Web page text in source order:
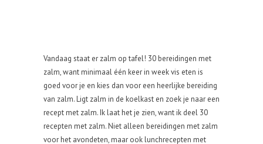
Vandaag staat er zalm op tafel! 30 bereidingen met
zalm, want minimaal één keer in week vis eten is
goed voor je en kies dan voor een heerlijke bereiding
van zalm. Ligt zalm in de koelkast en zoek je naar een
recept met zalm. Ik laat het je zien, want ik deel 30
recepten met zalm. Niet alleen bereidingen met zalm
voor het avondeten, maar ook lunchrecepten met